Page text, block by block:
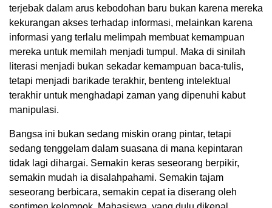
terjebak dalam arus kebodohan baru bukan karena mereka
kekurangan akses terhadap informasi, melainkan karena
informasi yang terlalu melimpah membuat kemampuan
mereka untuk memilah menjadi tumpul. Maka di sinilah
literasi menjadi bukan sekadar kemampuan baca-tulis,
tetapi menjadi barikade terakhir, benteng intelektual
terakhir untuk menghadapi zaman yang dipenuhi kabut
manipulasi.
Bangsa ini bukan sedang miskin orang pintar, tetapi
sedang tenggelam dalam suasana di mana kepintaran
tidak lagi dihargai. Semakin keras seseorang berpikir,
semakin mudah ia disalahpahami. Semakin tajam
seseorang berbicara, semakin cepat ia diserang oleh